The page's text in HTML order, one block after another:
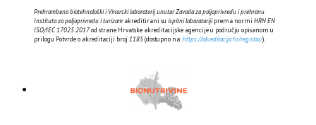
Prehrambeno biotehnološki i Vinarski laboratorij unutar Zavoda za poljoprivredu i prehranu
Instituta za poljoprivredu i turizam akreditirani su ispitni laboratorijiprema normi HRN EN
ISO/IEC 17025:2017od strane Hrvatske akreditacijske agencije u području opisanom u
prilogu Potvrde o akreditaciji broj 1185(dostupno na:https://akreditacija.hr/registar/).